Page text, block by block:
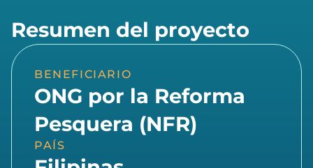
Resumen del proyecto
BENEFICIARIO
ONG por la Reforma
Pesquera (NFR)
PAÍS